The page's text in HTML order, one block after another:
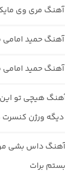
آهنگ مری وی
آهنگ حمید امامی
آهنگ حمید امامی
آهنگ هیچی تو
دیگه ورژن
آهنگ داس بشی
برات